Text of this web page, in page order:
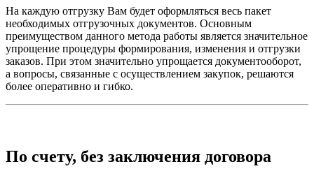
На каждую отгрузку Вам будет оформляться весь пакет
необходимых отгрузочных документов. Основным
преимуществом данного метода работы является значительное
упрощение процедуры формирования, изменения и отгрузки
заказов. При этом значительно упрощается документооборот,
а вопросы, связанные с осуществлением закупок, решаются
более оперативно и гибко.
По счету, без заключения договора